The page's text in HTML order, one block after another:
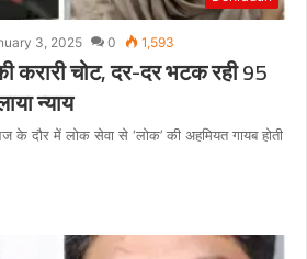
3, 2025 0 1,593
करारी चोट, दर-दर भटक रही 95
न्याय
में लोक सेवा से ‘लोक’ की अहमियत गायब होती